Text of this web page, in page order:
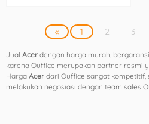
« 1 2 3
Jual Acer dengan harga murah,
karena Ouffice merupakan partner resmi
Harga Acer dari Ouffice sangat
melakukan negosiasi dengan team sales